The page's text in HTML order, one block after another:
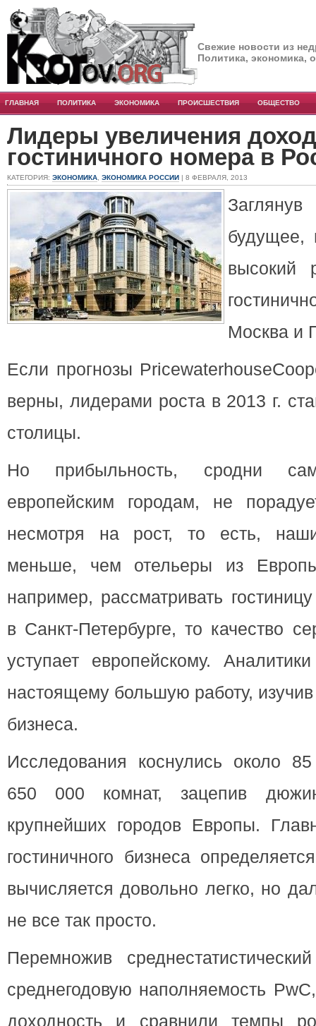
Свежие новости из
Политика, экономика,
ГЛАВНАЯ ПОЛИТИКА ЭКОНОМИКА ПРОИСШЕСТВИЯ ОБЩЕСТВО
Лидеры увеличения
гостиничного номера в
КАТЕГОРИЯ: ЭКОНОМИКА ЭКОНОМИКА РОССИИ | 8 ФЕВРАЛЯ, 2013
будущее,
высокий
Москва и
Если прогнозы
верны, лидерами роста в 2013 г.
столицы.
Но прибыльность, сродни
европейским городам, не
несмотря на рост, то есть,
меньше, чем отельеры из
например, рассматривать
в Санкт-Петербурге, то качество
уступает европейскому.
настоящему большую работу, изучив
бизнеса.
Исследования коснулись около
650 000 комнат, зацепив
крупнейших городов Европы.
гостиничного бизнеса
вычисляется довольно легко, но
не все так просто.
Перемножив
среднегодовую наполняемость
доходность и сравнили темпы